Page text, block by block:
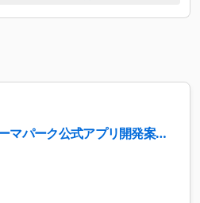
マパーク公式アプリ開発案